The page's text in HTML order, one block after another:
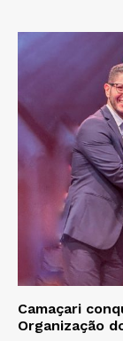
Camaçari
Organização